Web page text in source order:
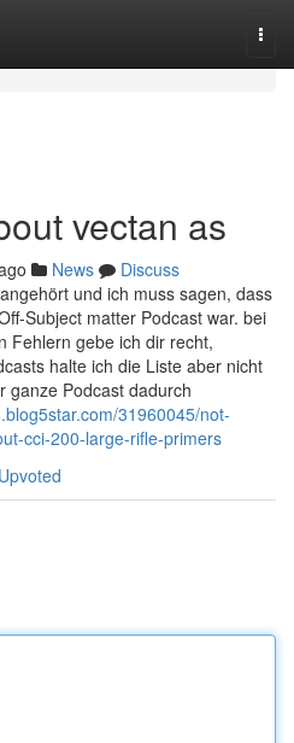
vectan as
News
Discuss
und ich muss sagen, dass
Subject matter Podcast war. bei
Fehlern gebe ich dir recht,
halte ich die Liste aber nicht
ganze Podcast dadurch
31960045/not-
cci-200-large-rifle-primers